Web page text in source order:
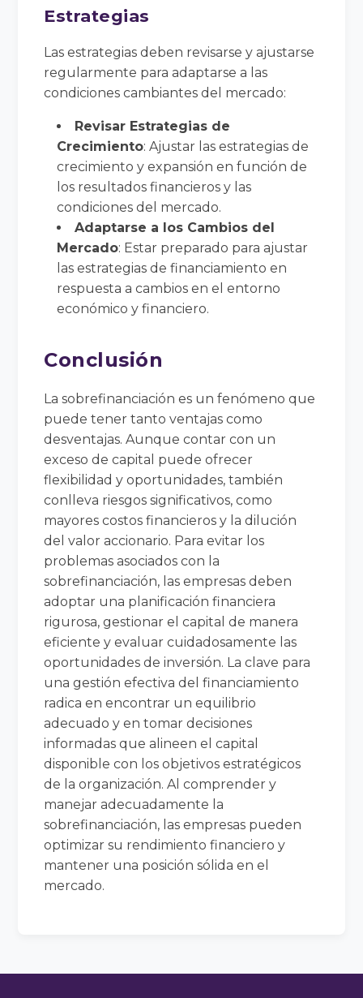
Estrategias
Las estrategias deben revisarse y ajustarse
regularmente para adaptarse a las
condiciones cambiantes del mercado:
Revisar Estrategias de
Crecimiento: Ajustar las estrategias de
crecimiento y expansión en función de
los resultados financieros y las
condiciones del mercado.
Adaptarse a los Cambios del
Mercado: Estar preparado para ajustar
las estrategias de financiamiento en
respuesta a cambios en el entorno
económico y financiero.
Conclusión
La sobrefinanciación es un fenómeno que
puede tener tanto ventajas como
desventajas. Aunque contar con un
exceso de capital puede ofrecer
flexibilidad y oportunidades, también
conlleva riesgos significativos, como
mayores costos financieros y la dilución
del valor accionario. Para evitar los
problemas asociados con la
sobrefinanciación, las empresas deben
adoptar una planificación financiera
rigurosa, gestionar el capital de manera
eficiente y evaluar cuidadosamente las
oportunidades de inversión. La clave para
una gestión efectiva del financiamiento
radica en encontrar un equilibrio
adecuado y en tomar decisiones
informadas que alineen el capital
disponible con los objetivos estratégicos
de la organización. Al comprender y
manejar adecuadamente la
sobrefinanciación, las empresas pueden
optimizar su rendimiento financiero y
mantener una posición sólida en el
mercado.